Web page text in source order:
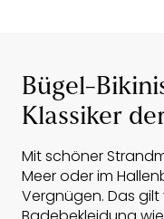
Bügel-
Klassiker
Mit schöner
Meer oder im
Vergnügen. Das